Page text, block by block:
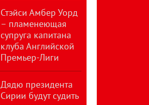
Стэйси Амбер Уорд
– пламенеющая
супруга капитана
клуба Английской
Премьер-Лиги
Дядю президента
Сирии будут судить